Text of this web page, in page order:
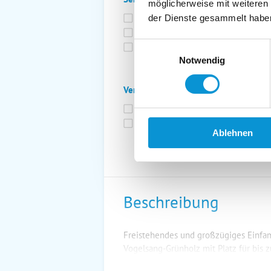
möglicherweise mit
der Dienste gesammelt
Notwendig
Ablehnen
Bettwäsche inkl.
Verpflegung:
Brötchenservice
Vollpension möglich
Beschreibung
Freistehendes und großzügiges
Vogelsang-Grünholz mit Platz für bis